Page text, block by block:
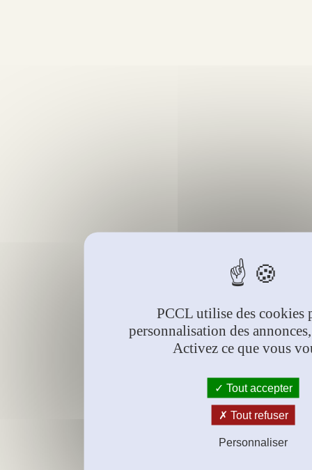
PCCL utilise des cookies
personnalisation des
Activez ce que vous
Tout accepter
Tout refuser
Personnaliser